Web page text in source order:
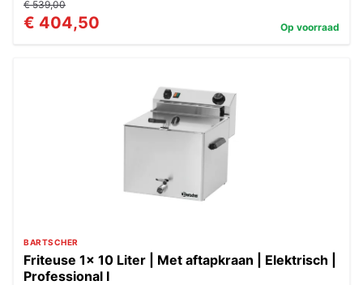
€ 539,00
€ 404,50 Op voorraad
BARTSCHER
Friteuse 1x 10 Liter | Met aftapkraan | Elektrisch |
Professional I